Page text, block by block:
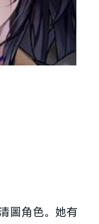
圖角色。她有